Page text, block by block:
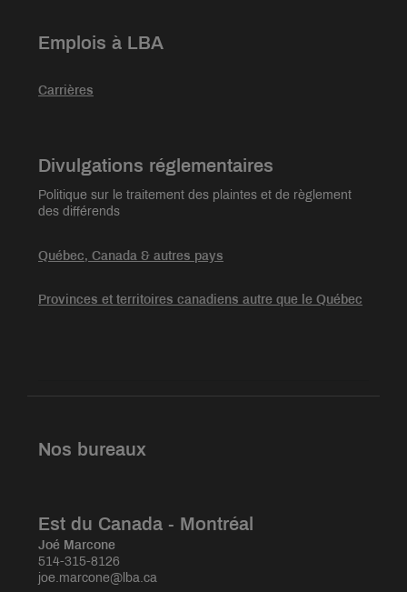
Emplois à LBA
Carrières
Divulgations réglementaires
Politique sur le traitement des plaintes et de règlement
des différends
Québec, Canada & autres pays
Provinces et territoires canadiens autre que le Québec
Nos bureaux
Est du Canada - Montréal
Joé Marcone
514-315-8126
joe.marcone@lba.ca